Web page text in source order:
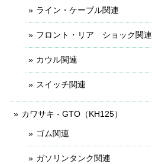
ライン・ケーブル関連
フロント・リア ショック関連
カウル関連
スイッチ関連
カワサキ - GTO（KH125）
ゴム関連
ガソリンタンク関連